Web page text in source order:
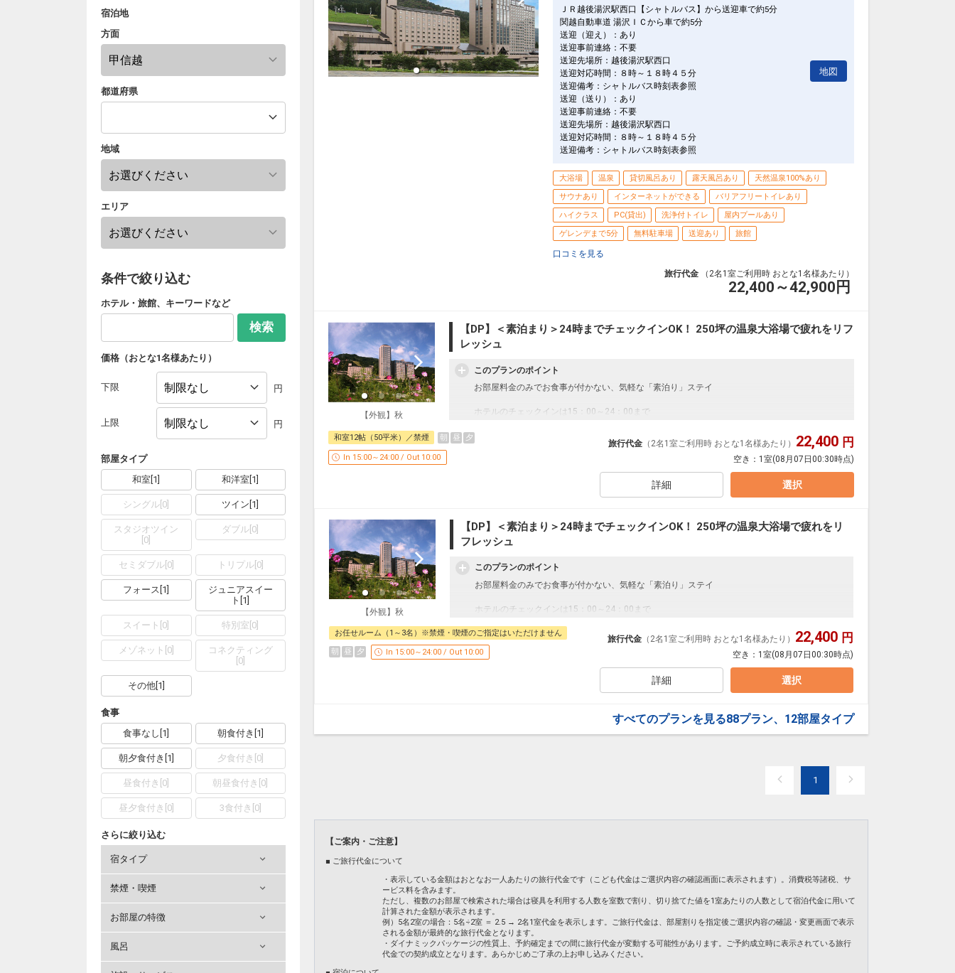
宿泊地
方面
都道府県
地域
エリア
条件で絞り込む
ホテル・旅館、キーワードなど
検索
価格（おとな1名様あたり）
下限 円
上限 円
部屋タイプ
和室 1 和洋室 1
シングル 0 ツイン 1
スタジオツイン
0
ダブル 0
セミダブル[ 0] トリプル[ 0]
フォース 1
ジュニアスイー
ト 1
スイート 0 特別室 0
メゾネット 0]
コネクティング
0]
その他[ 1
食事
食事なし 1 朝食付き 1
朝夕食付き 1 夕食付き 0]
昼食付き 0 朝昼食付き 0
昼夕食付き 0] 3食付き 0]
さらに絞り込む
宿タイプ
禁煙・喫煙
お部屋の特徴
風呂
ＪＲ越後湯沢駅西口【シャトルバス】から送迎車で約5分
関越自動車道 湯沢ＩＣから車で約5分
送迎（迎え）：あり
送迎事前連絡：不要
送迎先場所：越後湯沢駅西口
送迎対応時間：８時～１８時４５分
送迎備考：シャトルバス時刻表参照
送迎（送り）：あり
送迎事前連絡：不要
送迎先場所：越後湯沢駅西口
送迎対応時間：８時～１８時４５分
送迎備考：シャトルバス時刻表参照
地図
大浴場 温泉 貸切風呂あり 露天風呂あり
天然温泉100%あり
サウナあり
インターネットができる
バリアフリートイレあり
ハイクラス
PC(貸出) 洗浄付トイレ
屋内プールあり
ゲレンデまで5分
無料駐車場 送迎あり 旅館
口コミを見る
旅行代金 （2名1室ご利用時 おとな1名様あたり）
22,400～42,900 円
【外観】秋
【DP】＜素泊まり＞24時までチェックインOK！ 250坪の温泉大浴場で疲れをリフ
レッシュ
このプランのポイント
お部屋料金のみでお食事が付かない、気軽な「素泊り」ステイ
ホテルのチェックインは15：00～24：00まで
当館の温泉大浴場は夜通し入浴OK！ 夜遅くのご到着も大歓迎です！
目の前に広がる雄大な自然を望みながら、天然温泉をお楽しみください。
泉質は弱アルカリ性単純温泉で、美人の湯としても知られております。
約ください。
■ご案内■
ご予約完了時点のご宿泊料金が適用となります。
インターネットコース番号：DP-2-200000042187
和室12帖（50平米）／禁煙 朝 昼 夕
In 15:00～24:00 / Out 10:00
旅行代金 （2名1室ご利用時 おとな1名様あたり） 22,400 円
空き： 1室(08月07日00:30時点)
詳細 選択
【外観】秋
【DP】＜素泊まり＞24時までチェックインOK！ 250坪の温泉大浴場で疲れをリ
フレッシュ
このプランのポイント
お部屋料金のみでお食事が付かない、気軽な「素泊り」ステイ
ホテルのチェックインは15：00～24：00まで
当館の温泉大浴場は夜通し入浴OK！ 夜遅くのご到着も大歓迎です！
～男女各800平米の温泉大浴場～
目の前に広がる雄大な自然を望みながら、天然温泉をお楽しみください。
泉質は弱アルカリ性単純温泉で、美人の湯としても知られております。
お任せルーム（1～3名）※禁煙・喫煙のご指定はいただけません
朝
昼 夕 In 15:00～24:00 / Out 10:00
旅行代金 （2名1室ご利用時 おとな1名様あたり） 22,400 円
空き： 1室(08月07日00:30時点)
詳細 選択
すべてのプランを見る88プラン、12部屋タイプ
1
【ご案内・ご注意】
■ ご旅行代金について
・表示している金額はおとなお一人あたりの旅行代金です（こども代金はご選択内容の確認画面に表示されます）。消費税等諸税、サ
ービス料を含みます。
ただし、複数のお部屋で検索された場合は寝具を利用する人数を室数で割り、切り捨てた値を1室あたりの人数として宿泊代金に用いて
計算された金額が表示されます。
例）5名2室の場合：5名÷2室 ＝ 2.5 → 2名1室代金を表示します。ご旅行代金は、部屋割りを指定後ご選択内容の確認・変更画面で表示
される金額が最終的な旅行代金となります。
・ダイナミックパッケージの性質上、予約確定までの間に旅行代金が変動する可能性があります。ご予約成立時に表示されている旅行
代金での契約成立となります。あらかじめご了承の上お申し込みください。